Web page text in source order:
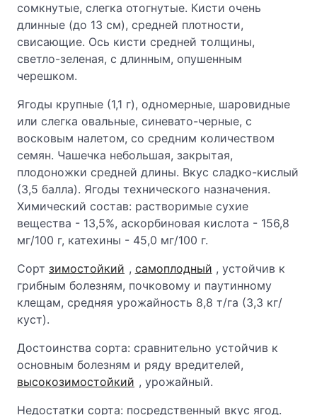
сомкнутые, слегка отогнутые. Кисти очень
длинные (до 13 см), средней плотности,
свисающие. Ось кисти средней толщины,
светло-зеленая, с длинным, опушенным
черешком.
Ягоды крупные (1,1 г), одномерные, шаровидные
или слегка овальные, синевато-черные, с
восковым налетом, со средним количеством
семян. Чашечка небольшая, закрытая,
плодоножки средней длины. Вкус сладко-кислый
(3,5 балла). Ягоды технического назначения.
Химический состав: растворимые сухие
вещества - 13,5%, аскорбиновая кислота - 156,8
мг/100 г, катехины - 45,0 мг/100 г.
Сорт зимостойкий , самоплодный , устойчив к
грибным болезням, почковому и паутинному
клещам, средняя урожайность 8,8 т/га (3,3 кг/
куст).
Достоинства сорта: сравнительно устойчив к
основным болезням и ряду вредителей,
высокозимостойкий , урожайный.
Недостатки сорта: посредственный вкус ягод.